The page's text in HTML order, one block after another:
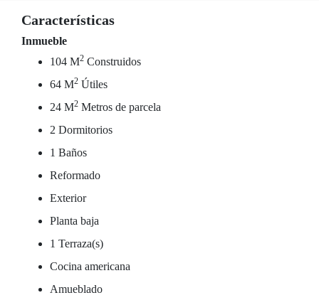
Características
Inmueble
104 M2 Construidos
64 M2 Útiles
24 M2 Metros de parcela
2 Dormitorios
1 Baños
Reformado
Exterior
Planta baja
1 Terraza(s)
Cocina americana
Amueblado